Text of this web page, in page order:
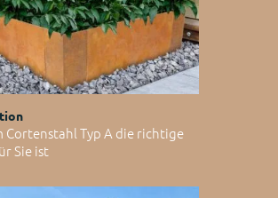
Cortenstahl Typ A die richtige
Sie ist